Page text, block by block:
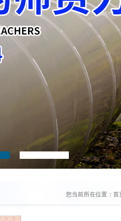
您当前所在位置： 首